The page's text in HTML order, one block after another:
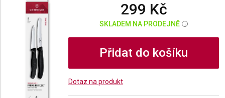
299 Kč
SKLADEM NA PRODEJNĚ i
Přidat do košíku
Dotaz na produkt